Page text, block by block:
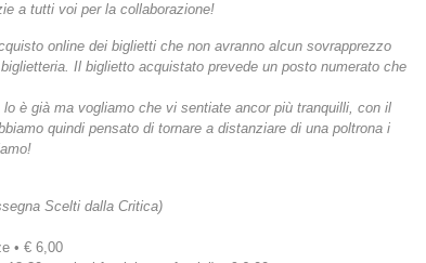
a tutti voi per la collaborazione!
online dei biglietti che non avranno alcun sovrapprezzo
Il biglietto acquistato prevede un posto numerato che
è già ma vogliamo che vi sentiate ancor più tranquilli, con il
quindi pensato di tornare a distanziare di una poltrona i
Scelti dalla Critica)
• € 6,00